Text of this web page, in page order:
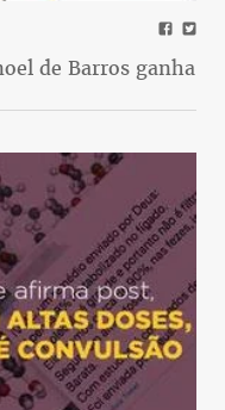
de Barros ganha